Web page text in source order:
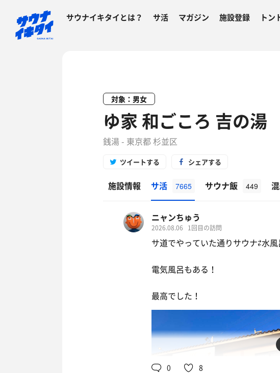
サウナイキタイとは？ サ活 マガジン 施設登録 トン
対象：男女
ゆ家 和ごころ 吉の湯
銭湯 - 東京都 杉並区
ツイートする シェアする
施設情報 サ活 7665 サウナ飯 449
ニャンちゅう
2026.08.06 1回目の訪問
サ道でやっていた通りサウナ⇄水
電気風呂もある！
最高でした！
0 8